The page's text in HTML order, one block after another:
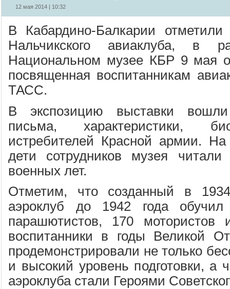
12 мая 2014 | 10:32
В Кабардино-Балкарии отметили
Нальчикского авиаклуба, в
Национальном музее КБР 9 мая
посвященная воспитанникам
ТАСС.
В экспозицию выставки вошли
письма, характеристики,
истребителей Красной армии. На
дети сотрудников музея
военных лет.
Отметим, что созданный в
аэроклуб до 1942 года
парашютистов, 170 мотористов
воспитанники в годы Великой
продемонстрировали не только
и высокий уровень подготовки, а
аэроклуба стали Героями